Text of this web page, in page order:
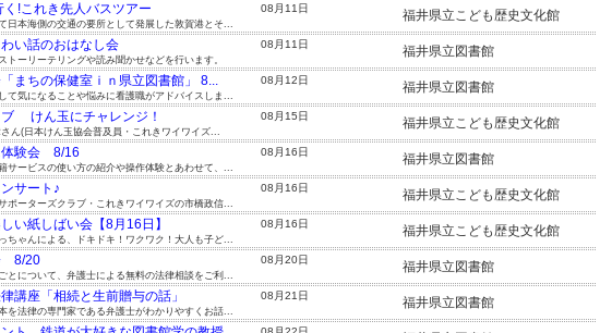
!これき先人バスツアー 08月11日 福井県立こども歴史文化館
日本海側の交通の要所として発展した敦賀港とそ...
い話のおはなし会 08月11日 福井県立図書館
トーリーテリングや読み聞かせなどを行います。
まちの保健室ｉｎ県立図書館」 8... 08月12日 福井県立図書館
て気になることや悩みに看護職がアドバイスしま...
ブ けん玉にチャレンジ！ 08月15日 福井県立こども歴史文化館
ん(日本けん玉協会普及員・これきワイワイズ...
体験会 8/16 08月16日 福井県立図書館
サービスの使い方の紹介や操作体験とあわせて、...
サート♪ 08月16日 福井県立こども歴史文化館
ポーターズクラブ・これきワイワイズの市橋政信...
い紙しばい会【8月16日】 08月16日 福井県立こども歴史文化館
ちゃんによる、ドキドキ！ワクワク！大人も子ど...
8/20 08月20日 福井県立図書館
とについて、弁護士による無料の法律相談をご利...
講座「相続と生前贈与の話」 08月21日 福井県立図書館
を法律の専門家である弁護士がわかりやすくお話...